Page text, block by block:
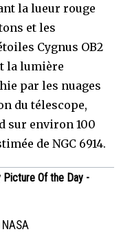
la lueur rouge
et les
Cygnus OB2
la lumière
par les nuages
du télescope,
sur environ 100
de NGC 6914.
Of the Day -